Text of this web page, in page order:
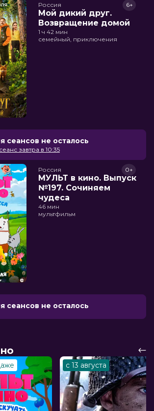
Россия
Мой дикий друг.
Возвращение домой
6+
1 ч 42 мин
семейный, приключения
сеансов не осталось
завтра в 10:35
Россия
МУЛЬТ в кино. Выпуск
№197. Сочиняем
чудеса
0+
46 мин
мультфильм
сеансов не осталось
с 13 августа